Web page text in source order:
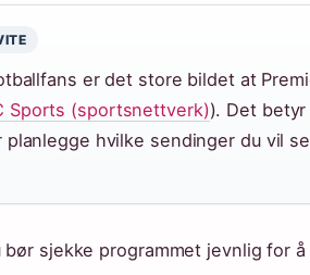
er det store bildet at
Sports (sportsnettverk)). Det
planlegge hvilke sendinger du vil
sjekke programmet jevnlig for